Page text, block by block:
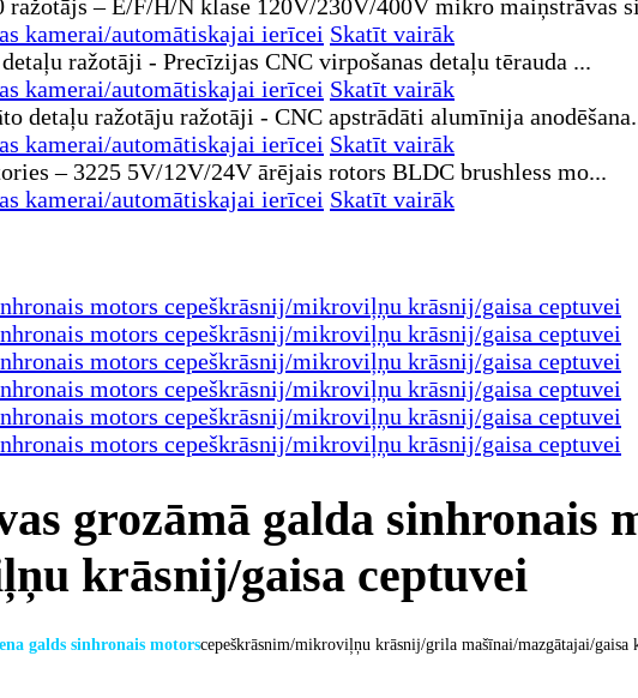
kamerai/automātiskajai ierīcei Skatīt vairāk
kamerai/automātiskajai ierīcei Skatīt vairāk
kamerai/automātiskajai ierīcei Skatīt vairāk
kamerai/automātiskajai ierīcei Skatīt vairāk
grozāmā galda sinhronais
krāsnij/gaisa ceptuvei
galds sinhronais motorscepeškrāsnim/mikroviļņu krāsnij/grila mašīnai/mazgātajai/